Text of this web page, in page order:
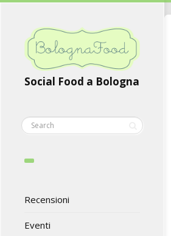
Social Food a Bologna
Recensioni
Eventi